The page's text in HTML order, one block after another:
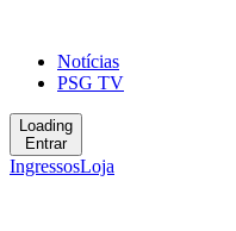
Notícias
PSG TV
Loading
Entrar
IngressosLoja